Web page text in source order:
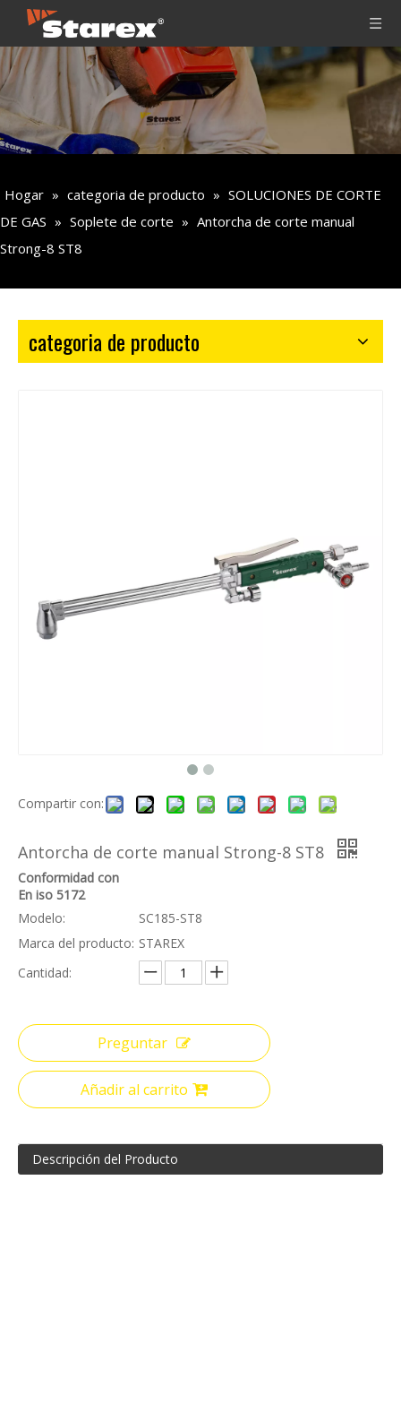
Hogar » categoria de producto » SOLUCIONES DE CORTE
DE GAS » Soplete de corte » Antorcha de corte manual
Strong-8 ST8
categoria de producto
Compartir con:
Antorcha de corte manual Strong-8 ST8
Conformidad con
En iso 5172
Modelo:
SC185-ST8
Marca del producto: STAREX
Cantidad:
Preguntar
Añadir al carrito
Descripción del Producto